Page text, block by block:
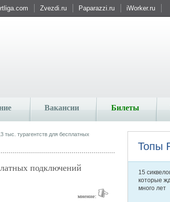
Zvezdi.ru Paparazzi.ru iWorker.ru
Вакансии Билеты
тыс. турагентств для бесплатных
подключений
мнение: